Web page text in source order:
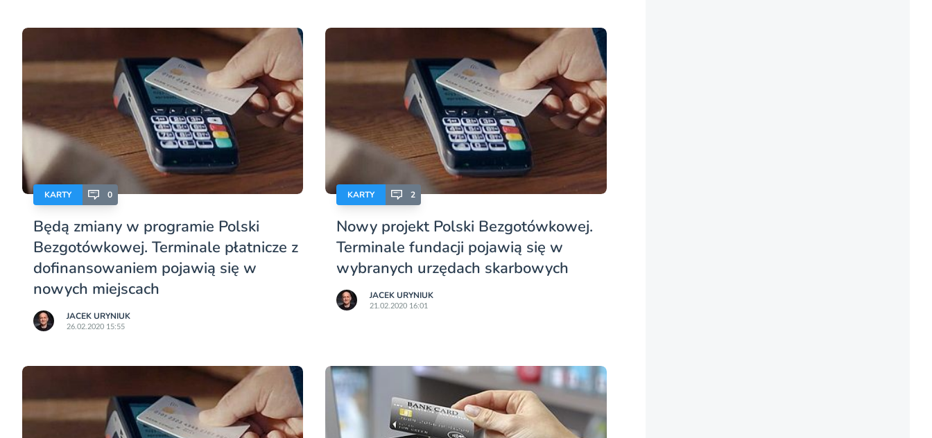
KARTY 0
Będą zmiany w programie Polski
Bezgotówkowej. Terminale płatnicze z
dofinansowaniem pojawią się w
nowych miejscach
JACEK URYNIUK
26.02.2020 15:55
KARTY 2
Nowy projekt Polski Bezgotówkowej.
Terminale fundacji pojawią się w
wybranych urzędach skarbowych
JACEK URYNIUK
21.02.2020 16:01